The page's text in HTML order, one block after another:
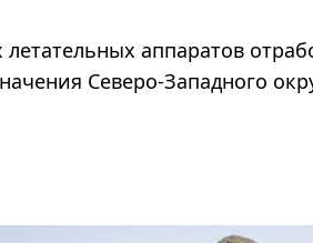
аппаратов
Северо-Западного